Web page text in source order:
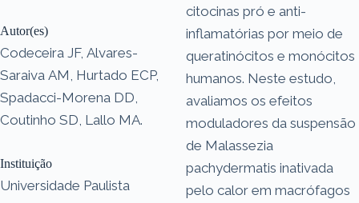
Autor(es)
Codeceira JF, Alvares-
Saraiva AM, Hurtado ECP,
Spadacci-Morena DD,
Coutinho SD, Lallo MA.
Instituição
Universidade Paulista
citocinas pró e anti-
inflamatórias por meio de
queratinócitos e monócitos
humanos. Neste estudo,
avaliamos os efeitos
moduladores da suspensão
de Malassezia
pachydermatis inativada
pelo calor em macrófagos